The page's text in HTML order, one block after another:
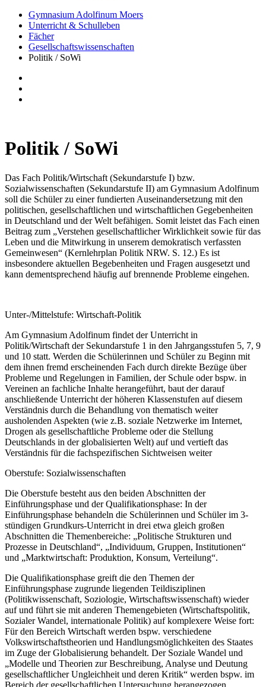
Gymnasium Adolfinum Moers
Unterricht & Schulleben
Fächer
Gesellschaftswissenschaften
Politik / SoWi
Politik / SoWi
Das Fach Politik/Wirtschaft (Sekundarstufe I) bzw.
Sozialwissenschaften (Sekundarstufe II) am Gymnasium Adolfinum
soll die Schüler zu einer fundierten Auseinandersetzung mit den
politischen, gesellschaftlichen und wirtschaftlichen Gegebenheiten
in Deutschland und der Welt befähigen. Somit leistet das Fach einen
Beitrag zum „Verstehen gesellschaftlicher Wirklichkeit sowie für das
Leben und die Mitwirkung in unserem demokratisch verfassten
Gemeinwesen“ (Kernlehrplan Politik NRW. S. 12.) Es ist
insbesondere aktuellen Begebenheiten und Fragen ausgesetzt und
kann dementsprechend häufig auf brennende Probleme eingehen.
Unter-/Mittelstufe: Wirtschaft-Politik
Am Gymnasium Adolfinum findet der Unterricht in
Politik/Wirtschaft der Sekundarstufe 1 in den Jahrgangsstufen 5, 7, 9
und 10 statt. Werden die Schülerinnen und Schüler zu Beginn mit
dem ihnen fremd erscheinenden Fach durch direkte Bezüge über
Probleme und Regelungen in Familien, der Schule oder bspw. in
Vereinen an fachliche Inhalte herangeführt, baut der darauf
anschließende Unterricht der höheren Klassenstufen auf diesem
Verständnis durch die Behandlung von thematisch weiter
ausholenden Aspekten (wie z.B. soziale Netzwerke im Internet,
Drogen als gesellschaftliche Probleme oder die Stellung
Deutschlands in der globalisierten Welt) auf und vertieft das
Verständnis für die fachspezifischen Sichtweisen weiter
Oberstufe: Sozialwissenschaften
Die Oberstufe besteht aus den beiden Abschnitten der
Einführungsphase und der Qualifikationsphase: In der
Einführungsphase behandeln die Schülerinnen und Schüler im 3-
stündigen Grundkurs-Unterricht in drei etwa gleich großen
Abschnitten die Themenbereiche: „Politische Strukturen und
Prozesse in Deutschland“, „Individuum, Gruppen, Institutionen“
und „Marktwirtschaft: Produktion, Konsum, Verteilung“.
Die Qualifikationsphase greift die den Themen der
Einführungsphase zugrunde liegenden Teildisziplinen
(Politikwissenschaft, Soziologie, Wirtschaftswissenschaft) wieder
auf und führt sie mit anderen Themengebieten (Wirtschaftspolitik,
Sozialer Wandel, internationale Politik) auf komplexere Weise fort:
Für den Bereich Wirtschaft werden bspw. verschiedene
Volkswirtschaftstheorien und Handlungsmöglichkeiten des Staates
im Zuge der Globalisierung behandelt. Der Soziale Wandel und
„Modelle und Theorien zur Beschreibung, Analyse und Deutung
gesellschaftlicher Ungleichheit und deren Kritik“ werden bspw. im
Bereich der gesellschaftlichen Untersuchung herangezogen.